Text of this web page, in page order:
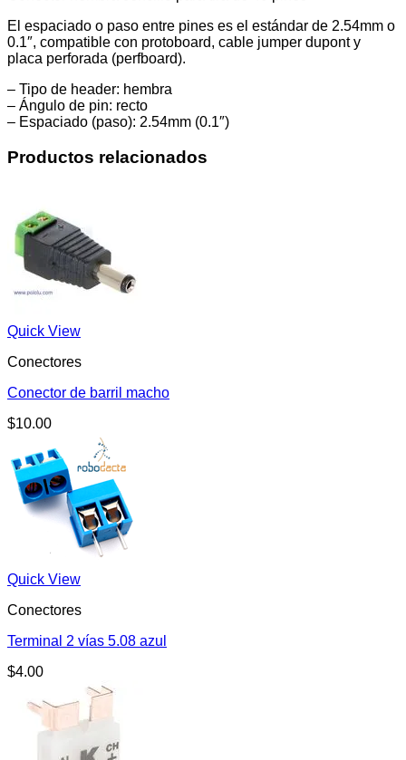
El espaciado o paso entre pines es el estándar de 2.54mm o
0.1″, compatible con protoboard, cable jumper dupont y
placa perforada (perfboard).
– Tipo de header: hembra
– Ángulo de pin: recto
– Espaciado (paso): 2.54mm (0.1″)
Productos relacionados
Quick View
Conectores
Conector de barril macho
$10.00
Quick View
Conectores
Terminal 2 vías 5.08 azul
$4.00